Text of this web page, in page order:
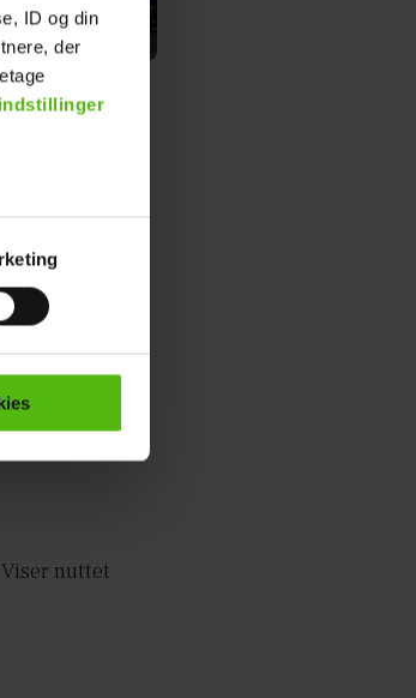
ID og din
der
indstillinger
til dig.
data
igen:
nuttet